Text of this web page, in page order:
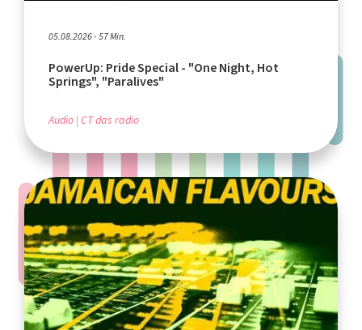
05.08.2026 - 57 Min.
PowerUp: Pride Special - "One Night, Hot
Springs", "Paralives"
Audio CT das radio